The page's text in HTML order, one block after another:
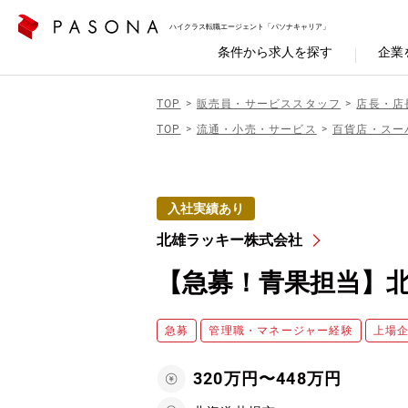
ハイクラス転職エージェント「パソナキャリア」
条件から求人を探す 企業
TOP 販売員・サービススタッフ
店長・店
TOP
流通・小売・サービス 百貨店・スー
入社実績あり
北雄ラッキー株式会社
【急募！青果担当
急募 管理職・マネージャー経験 上場
320万円〜448万円